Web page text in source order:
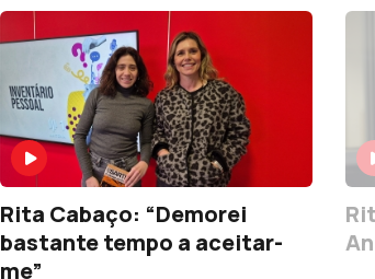
Rita Cabaço: “Demorei
bastante tempo a aceitar-
me”